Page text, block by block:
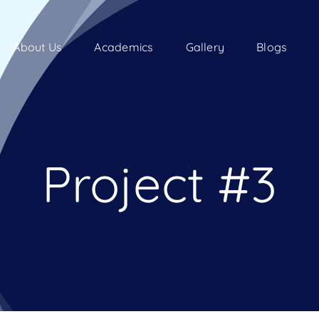
About Us Academics Gallery Blogs
Project #3